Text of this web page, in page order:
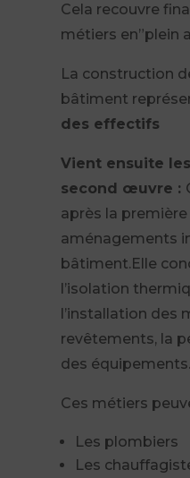
Cela recouvre
métiers en”plein
La construction
bâtiment
des effectifs
Vient ensuite
second œuvre :
après la
aménagements
bâtiment.Elle
l’isolation
l’installation des
revêtements, la
des
Ces métiers
Les plombiers
Les